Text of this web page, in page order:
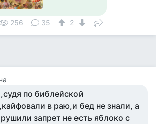
256 35 2
по библейской
в раю,и бед не знали, а
запрет не есть яблоко с